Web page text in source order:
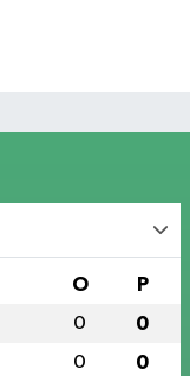
O P
0 0
0 0